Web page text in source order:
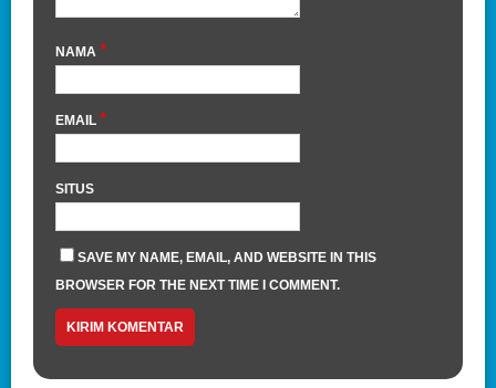
NAMA *
EMAIL *
SITUS
SAVE MY NAME, EMAIL, AND WEBSITE IN THIS
BROWSER FOR THE NEXT TIME I COMMENT.